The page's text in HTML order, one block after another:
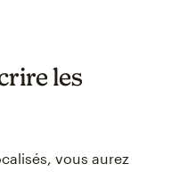
les
vous aurez